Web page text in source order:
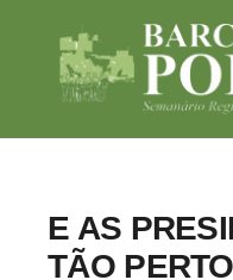
E AS
TÃO PERTO